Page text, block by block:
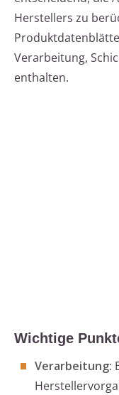
Herstellers zu
Verarbeitung,
enthalten.
Wichtige
Verarbeitung: